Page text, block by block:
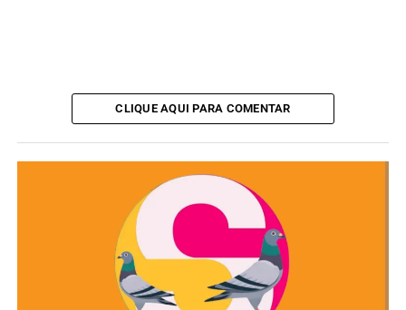
esteve no local e acompanhou a
ocorrência. Após o resgate, os trabalhadores devem ser
realocados provisoriamente para hotéis e pousadas da
região, enquanto as medidas legais são adotadas.
CLIQUE AQUI PARA COMENTAR